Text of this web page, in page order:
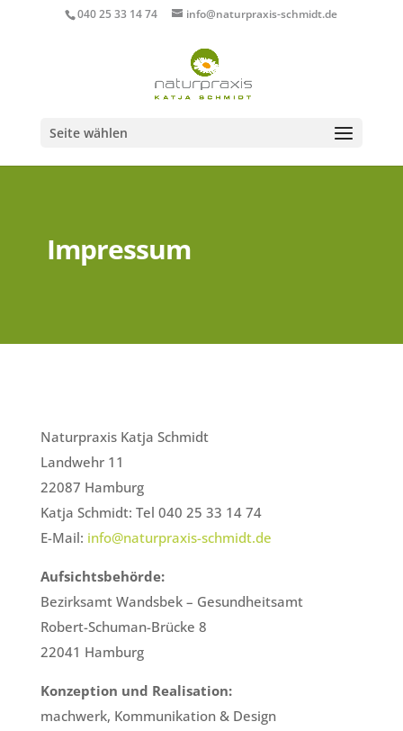
040 25 33 14 74 info@naturpraxis-schmidt.de
Seite wählen
Impressum
Naturpraxis Katja Schmidt
Landwehr 11
22087 Hamburg
Katja Schmidt: Tel 040 25 33 14 74
E-Mail: info@naturpraxis-schmidt.de
Aufsichtsbehörde:
Bezirksamt Wandsbek – Gesundheitsamt
Robert-Schuman-Brücke 8
22041 Hamburg
Konzeption und Realisation:
machwerk, Kommunikation & Design